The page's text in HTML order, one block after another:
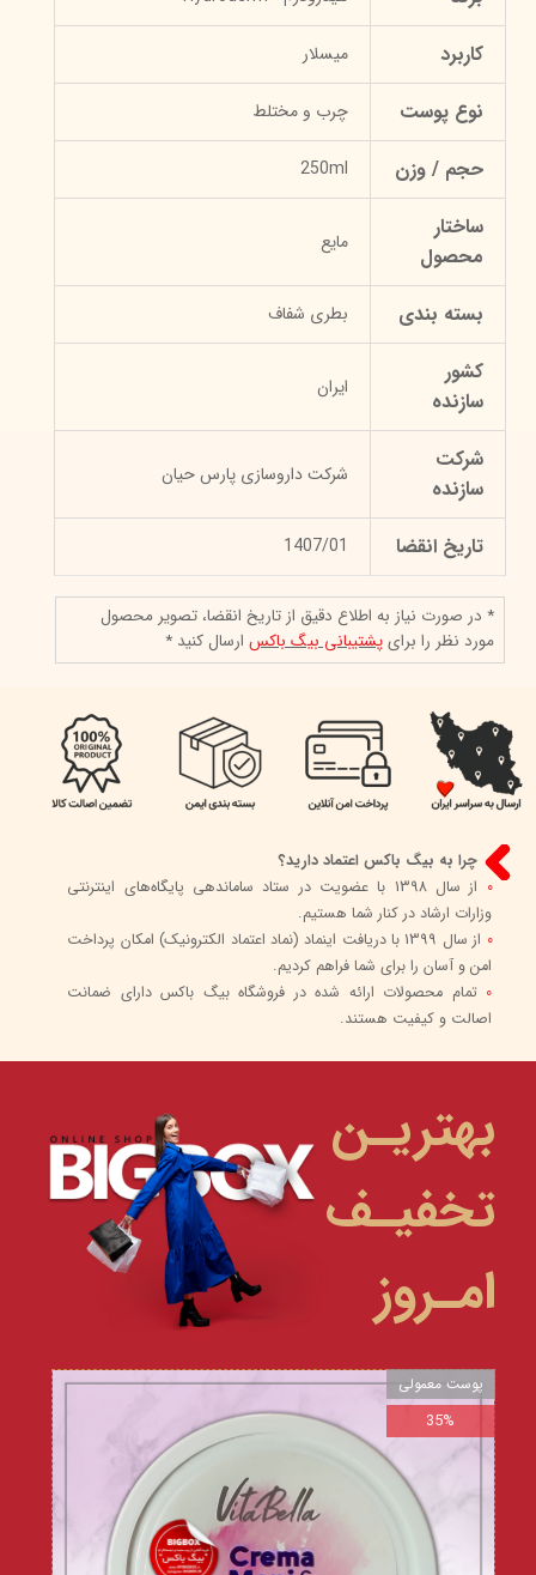
کاربرد میسلار
نوع پوست چرب و مختلط
حجم / وزن 250ml
ساختار
محصول
مایع
بسته بندی بطری شفاف
کشور
سازنده
ایران
شرکت
سازنده
شرکت داروسازی پارس حیان
تاریخ انقضا 1407/01
* در صورت نیاز به اطلاع دقیق از تاریخ انقضا، تصویر محصول
مورد نظر را برایپشتیبانی بیگ باکسارسال کنید *
چرا به بیگ باکس اعتماد دارید؟
0
از سال 1398 با عضویت در ستاد ساماندهی پایگاه‌های اینترنتی
وزارات ارشاد در کنار شما هستیم.
0
از سال 1399 با دریافت اینماد (نماد اعتماد الکترونیک) امکان پرداخت
امن و آسان را برای شما فراهم کردیم.
0 تمام محصولات ارائه شده در فروشگاه بیگ باکس دارای ضمانت
اصالت و کیفیت هستند.
بهتریـن
تخفیـف
امـروز
پوست معمولی
35%